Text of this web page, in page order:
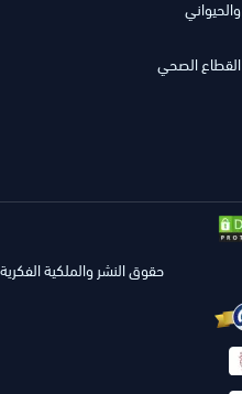
والحيواني
القطاع الصحي
حقوق النشر والملكية الفكرية